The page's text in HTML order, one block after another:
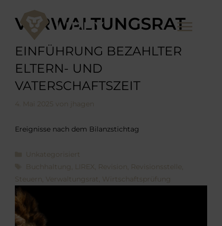
springenVERWALTUNGSRAT
EINFÜHRUNG BEZAHLTER
ELTERN- UND
VATERSCHAFTSZEIT
4. Mai 2025 von jhagen
Ereignisse nach dem Bilanzstichtag
Kategorien
Unkategorisiert
Schlagwörter
Buchhaltung, LIREX, Revision, Revisionsstelle,
Steuern, Verwaltungsrat , Wirtschaftsprüfung